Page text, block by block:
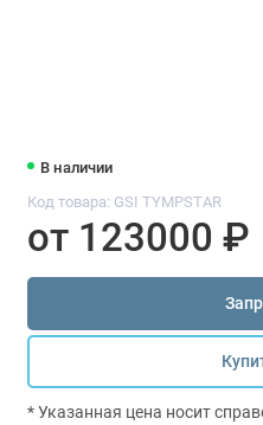
В наличии
Код товара: GSI TYMPSTAR
от 123000 ₽
* Указанная цена носит